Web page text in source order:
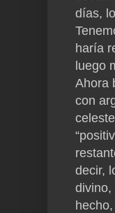
días,
haría
luego
Ahora
con
decir,
divino,